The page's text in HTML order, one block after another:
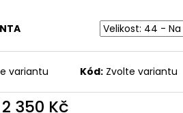
variantu Kód: Zvolte variantu
2 350 Kč
TOULAVÝ BLÁZEN